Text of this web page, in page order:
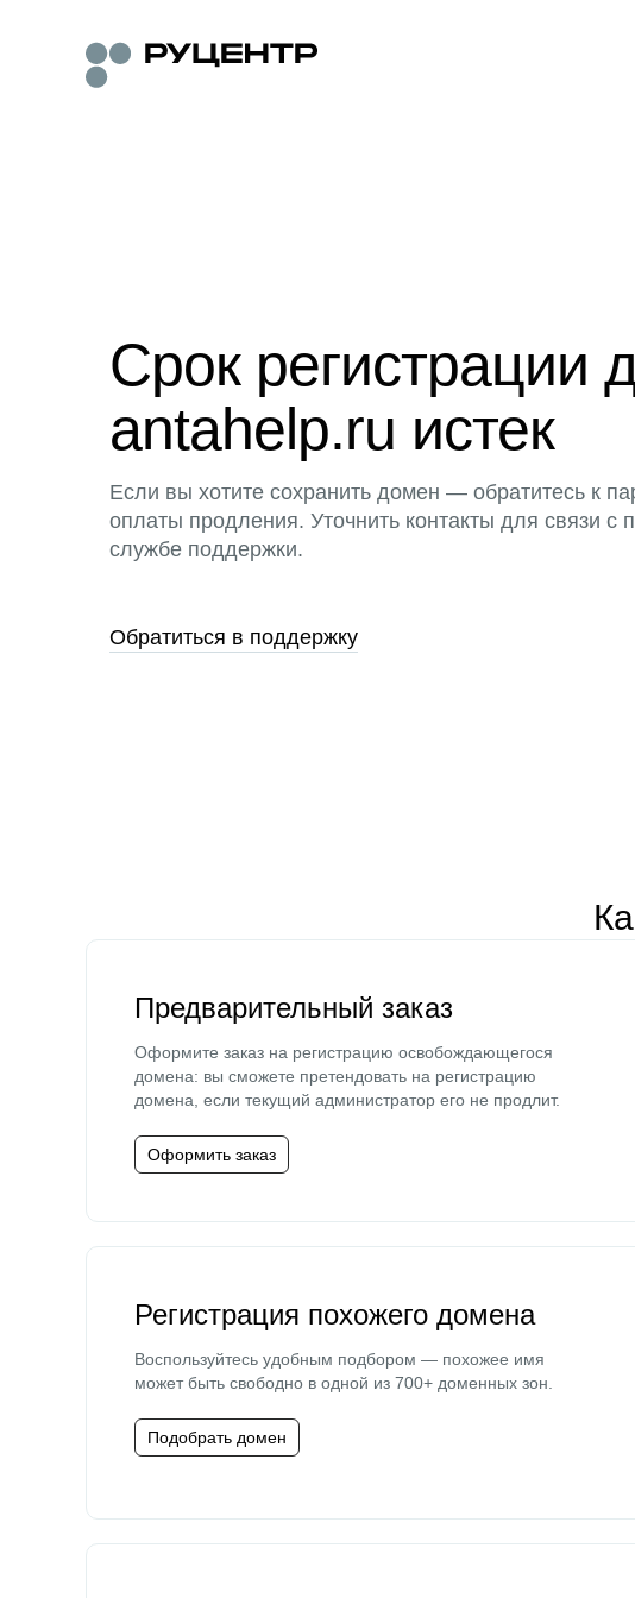
Срок регистрации
antahelp.ru истек
Если вы хотите сохранить домен — обратитесь к
оплаты продления. Уточнить контакты для связи с
службе поддержки.
Обратиться в поддержку
Предварительный заказ
Оформите заказ на регистрацию освобождающегося
домена: вы сможете претендовать на регистрацию
домена, если текущий администратор его не продлит.
Оформить заказ
Регистрация похожего домена
Воспользуйтесь удобным подбором — похожее имя
может быть свободно в одной из 700+ доменных зон.
Подобрать домен